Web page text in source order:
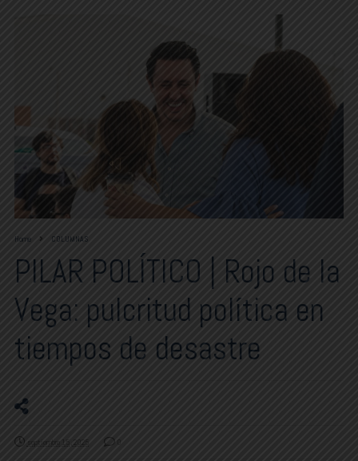
Home COLUMNAS
PILAR POLÍTICO | Rojo de la
Vega: pulcritud política en
tiempos de desastre
septiembre 15, 2025 0